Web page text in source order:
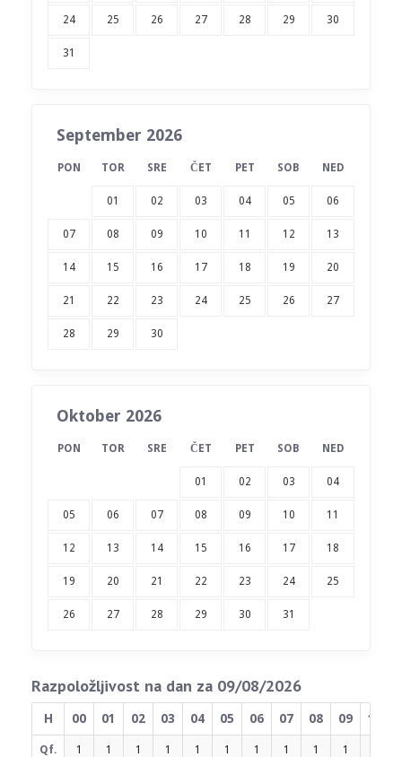
24 25 26 27 28 29 30
31
September 2026
PON TOR SRE ČET PET SOB NED
01 02 03 04 05 06
07 08 09 10 11 12 13
14 15 16 17 18 19 20
21 22 23 24 25 26 27
28 29 30
Oktober 2026
PON TOR SRE ČET PET SOB NED
01 02 03 04
05 06 07 08 09 10 11
12 13 14 15 16 17 18
19 20 21 22 23 24 25
26 27 28 29 30 31
Razpoložljivost na dan za 09/08/2026
H 00 01 02 03 04 05 06 07 08 09 10
Qf. 1 1 1 1 1 1 1 1 1 1